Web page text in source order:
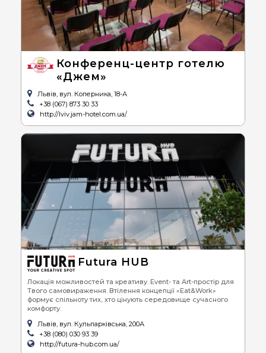
Конференц-центр готелю
«Джем»
Львів, вул. Коперника, 18-А
+38 (067) 873 30 33
http://lviv.jam-hotel.com.ua/
Futura HUB
Локація можливостей та креативу. Event- та Art-простір для
Твого самовираження. Втілення концепції «Eat&Work»
формує спільноту тих, хто цінують середовище сучасного
комфорту.
Львів, вул. Кульпарківська, 200А
+38 (080) 030 93 39
http://futura-hub.com.ua/